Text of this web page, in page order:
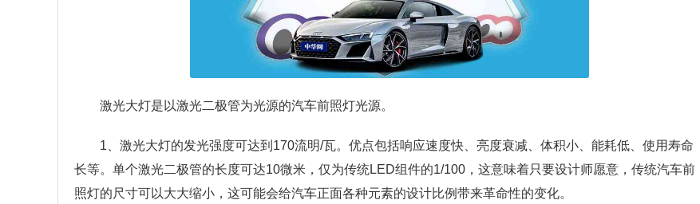
激光大灯是以激光二极管为光源的汽车前照灯光源。
1、激光大灯的发光强度可达到170流明/瓦。优点包括响应速度快、亮度衰减、体积小、能耗低、使用寿命
长等。单个激光二极管的长度可达10微米，仅为传统LED组件的1/100，这意味着只要设计师愿意，传统汽车前
照灯的尺寸可以大大缩小，这可能会给汽车正面各种元素的设计比例带来革命性的变化。